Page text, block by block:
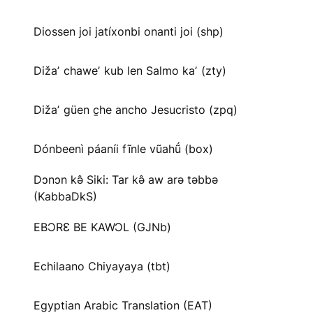
Diossen joi jatíxonbi onanti joi (shp)
Dižaʼ chaweʼ kub len Salmo kaʼ (zty)
Dižaʼ güen c̱he ancho Jesucristo (zpq)
Dónbeenì páaníi fĩnle vũahṹ (box)
Dɔnɔn kə̂ Siki: Tar kə̂ aw arə təbbə
(KabbaDkS)
EBƆRƐ BE KAWƆL (GJNb)
Echilaano Chiyayaya (tbt)
Egyptian Arabic Translation (EAT)